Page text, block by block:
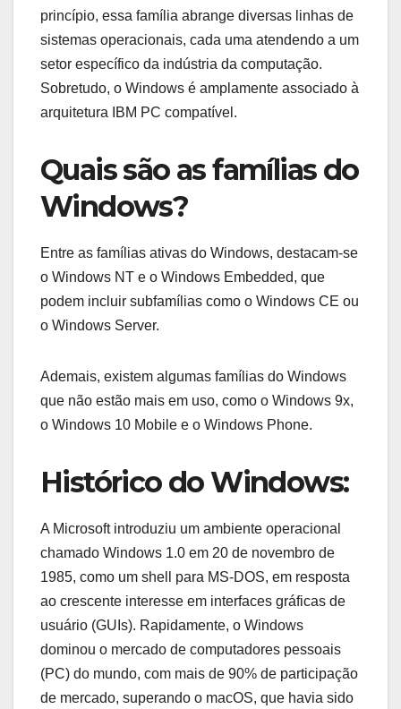
princípio, essa família abrange diversas linhas de
sistemas operacionais, cada uma atendendo a um
setor específico da indústria da computação.
Sobretudo, o Windows é amplamente associado à
arquitetura IBM PC compatível.
Quais são as famílias do
Windows?
Entre as famílias ativas do Windows, destacam-se
o Windows NT e o Windows Embedded, que
podem incluir subfamílias como o Windows CE ou
o Windows Server.
Ademais, existem algumas famílias do Windows
que não estão mais em uso, como o Windows 9x,
o Windows 10 Mobile e o Windows Phone.
Histórico do Windows:
A Microsoft introduziu um ambiente operacional
chamado Windows 1.0 em 20 de novembro de
1985, como um shell para MS-DOS, em resposta
ao crescente interesse em interfaces gráficas de
usuário (GUIs). Rapidamente, o Windows
dominou o mercado de computadores pessoais
(PC) do mundo, com mais de 90% de participação
de mercado, superando o macOS, que havia sido